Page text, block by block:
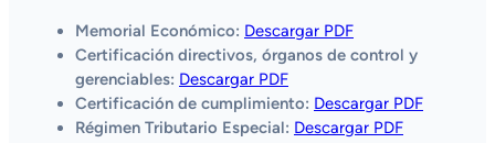
Memorial Económico: Descargar PDF
Certificación directivos, órganos de control y
gerenciables: Descargar PDF
Certificación de cumplimiento: Descargar PDF
Régimen Tributario Especial: Descargar PDF